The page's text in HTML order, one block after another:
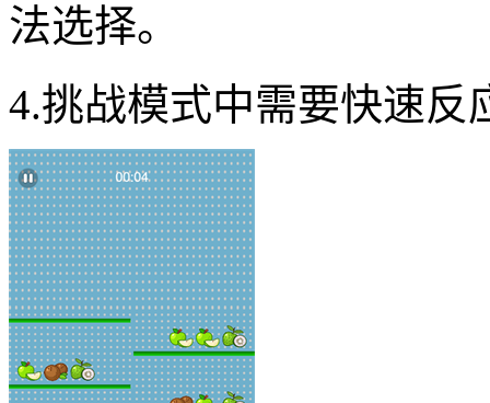
法选择。
4.挑战模式中需要快速反